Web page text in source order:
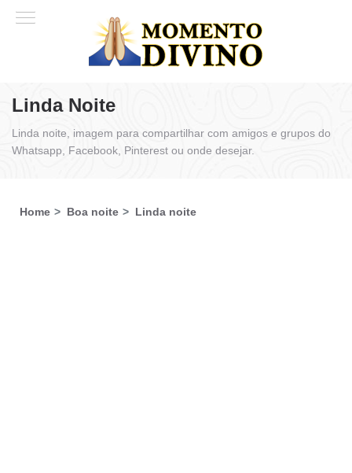
Linda Noite
Linda noite, imagem para compartilhar com amigos e grupos do
Whatsapp, Facebook, Pinterest ou onde desejar.
Home Boa noite Linda noite